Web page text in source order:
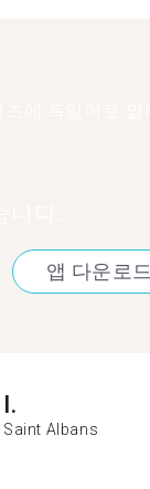
앱 다운로드
I.
Saint Albans